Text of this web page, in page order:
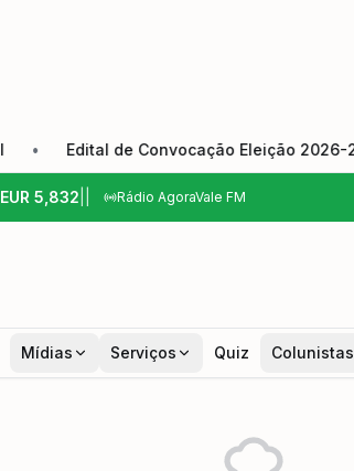
Edital de Convocação Eleição 2026-2029
EUR 5,832 Rádio AgoraVale FM
Mídias Serviços Quiz Colunistas